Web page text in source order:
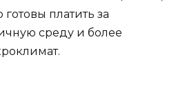
платить за
среду и более